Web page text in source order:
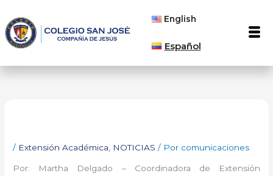
contenido
English
Español
/ Extensión Académica NOTICIAS / Por comunicaciones
Por: Martha Delgado – Coordinadora de Extensión